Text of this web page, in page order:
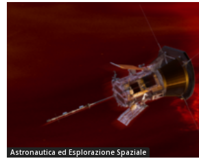
Astronautica ed Esplorazione Spaziale